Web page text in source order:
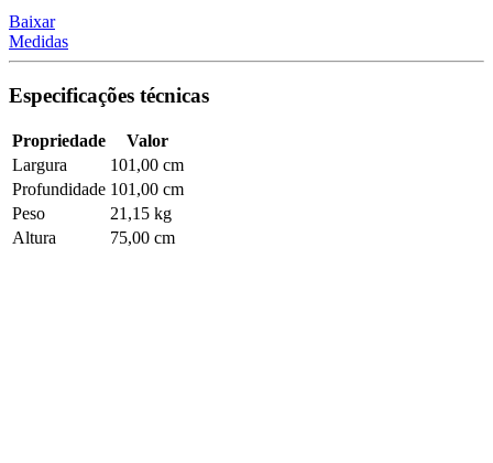
Baixar
Medidas
Especificações técnicas
Propriedade
Valor
Largura
101,00 cm
Profundidade 101,00 cm
Peso
21,15 kg
Altura
75,00 cm